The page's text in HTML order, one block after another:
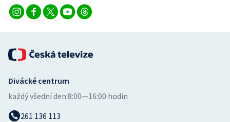
Volejbal
Divácké centrum
každý všední den:8:00—16:00 hodin
261 136 113